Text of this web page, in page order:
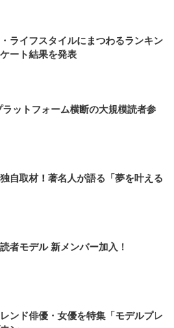
ライフスタイルにまつわるランキン
ート結果を発表
ットフォーム横断の大規模読者参
自取材！著名人が語る「夢を叶える
者モデル 新メンバー加入！
ンド俳優・女優を特集「モデルプレ